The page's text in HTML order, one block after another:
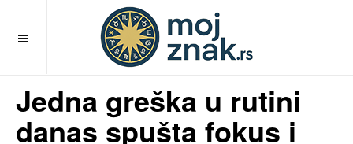
pre 3 meseci
Jedna greška u rutini
danas spušta fokus i